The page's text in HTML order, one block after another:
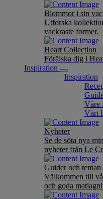
Blommor i sin
Utforska
vackraste former.
Heart Collection
Förälska dig i
Inspiration
Inspiration
Våre
Vårt
Nyheter
Se de söta nya
nyheter från Le
Guider och teman
Välkommen till
och goda